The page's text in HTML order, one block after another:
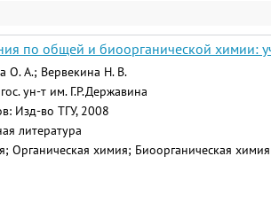
по общей и биоорганической химии:
О. А.; Вервекина Н. В.
ун-т им. Г.Р.Державина
Изд-во ТГУ, 2008
литература
Органическая химия; Биоорганическая